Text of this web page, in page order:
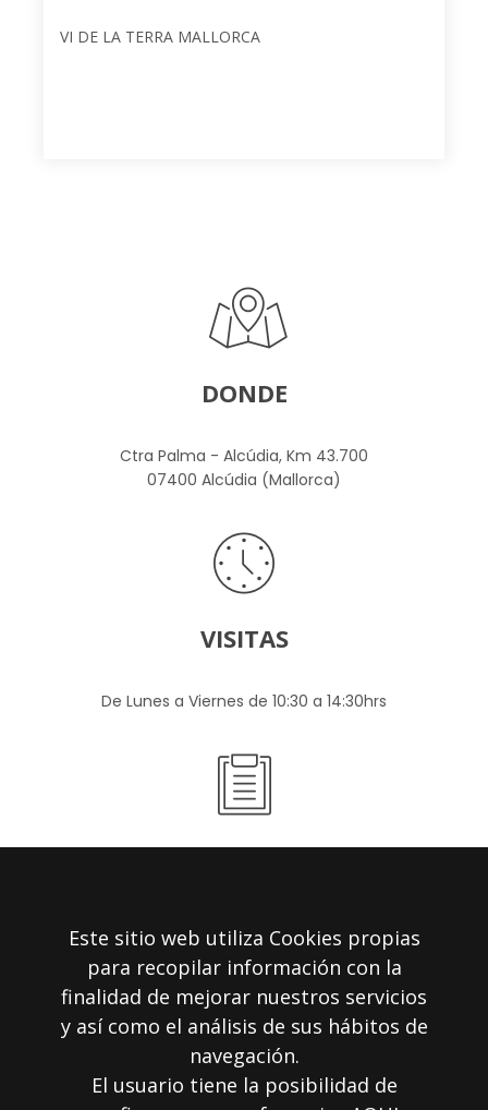
VI DE LA TERRA MALLORCA
DONDE
Ctra Palma - Alcúdia, Km 43.700
07400 Alcúdia (Mallorca)
VISITAS
De Lunes a Viernes de 10:30 a 14:30hrs
Email:info@vinopecat.com
Este sitio web utiliza Cookies propias
para recopilar información con la
finalidad de mejorar nuestros servicios
y así como el análisis de sus hábitos de
navegación.
El usuario tiene la posibilidad de